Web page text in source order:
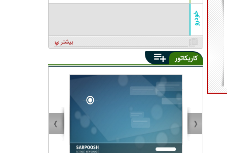
خودرو
بیشتر
کاریکاتور